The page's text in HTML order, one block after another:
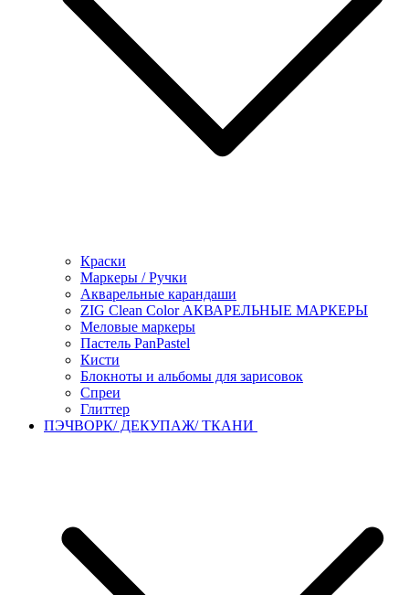
Краски
Маркеры / Ручки
Акварельные карандаши
ZIG Clean Color АКВАРЕЛЬНЫЕ МАРКЕРЫ
Меловые маркеры
Пастель PanPastel
Кисти
Блокноты и альбомы для зарисовок
Спреи
Глиттер
ПЭЧВОРК/ ДЕКУПАЖ/ ТКАНИ